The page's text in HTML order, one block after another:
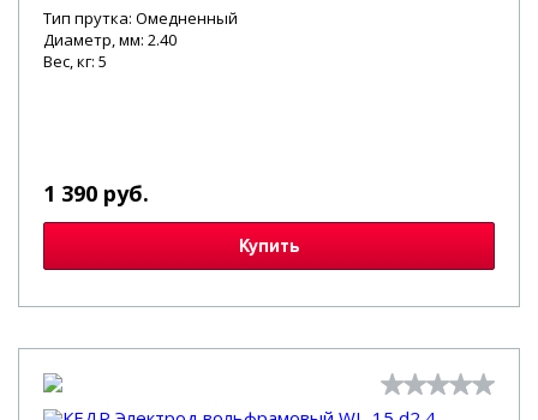
Тип прутка: Омедненный
Диаметр, мм: 2.40
Вес, кг: 5
1 390 руб.
Купить